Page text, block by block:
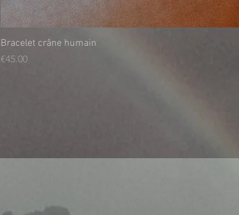
Bracelet crâne humain
Price
€45.00